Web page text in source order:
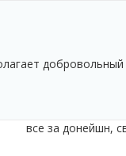
все за донейшн,